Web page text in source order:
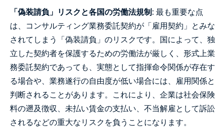
「偽装請負」リスクと各国の労働法規制 : 最も重要な点
は、コンサルティング業務委託契約が「雇用契約」とみな
されてしまう「偽装請負」のリスクです。国によって、独
立した契約者を保護するための労働法が厳しく、形式上業
務委託契約であっても、実態として指揮命令関係が存在す
る場合や、業務遂行の自由度が低い場合には、雇用関係と
判断されることがあります。これにより、企業は社会保険
料の遡及徴収、未払い賃金の支払い、不当解雇として訴訟
されるなどの重大なリスクを負うことになります。